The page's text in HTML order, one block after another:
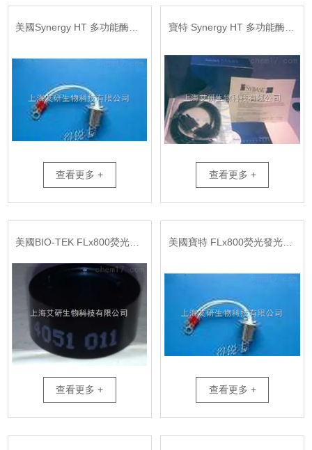
查看更多 +
寶特 Synergy HT 多功能酶標儀配套中文軟件
查看更多 +
查看更多 +
美國寶特 FLx800熒光發光酶標儀燈泡
查看更多 +